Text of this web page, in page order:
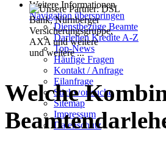
Weitere Informationen
Navigation überspringen
Dienstbezüge Beamte
Darlehen Kredite A-Z
Top-News
Häufige Fragen
Kontakt / Anfrage
Eilanfrage
Stichwortsuche
Sitemap
Impressum
Datenschutz
und weitere ...
Welche